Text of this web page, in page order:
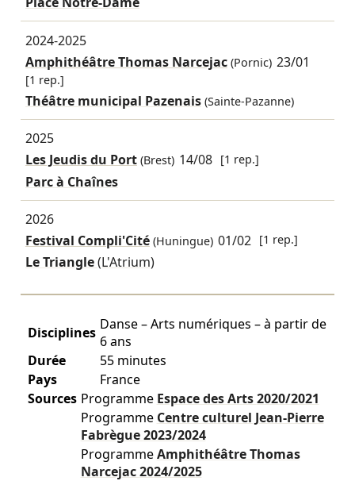
2024-2025
Amphithéâtre Thomas Narcejac(Pornic) 23/01
[1 rep.]
Théâtre municipal Pazenais (Sainte-Pazanne)
2025
Les Jeudis du Port(Brest) 14/08 [1 rep.]
Parc à Chaînes
2026
Festival Compli'Cité(Huningue) 01/02 [1 rep.]
Le Triangle(L'Atrium)
Disciplines Danse – Arts numériques – à partir de
6 ans
Durée
55 minutes
Pays
France
Sources Programme Espace des Arts2020/2021
Programme Centre culturel Jean-Pierre
Fabrègue2023/2024
ProgrammeAmphithéâtre Thomas
Narcejac2024/2025